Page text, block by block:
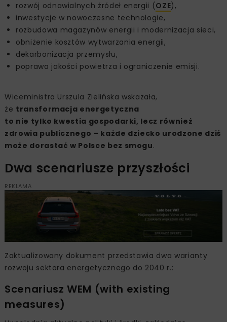
rozwój odnawialnych źródeł energii (OZE),
inwestycje w nowoczesne technologie,
rozbudowa magazynów energii i modernizacja sieci,
obniżenie kosztów wytwarzania energii,
dekarbonizacja przemysłu,
poprawa jakości powietrza i ograniczenie emisji.
Wiceministra Urszula Zielińska wskazała,
że transformacja energetyczna
to nie tylko kwestia gospodarki, lecz również
zdrowia publicznego – każde dziecko urodzone dziś
może dorastać w Polsce bez smogu.
Dwa scenariusze przyszłości
REKLAMA
Zaktualizowany dokument przedstawia dwa warianty
rozwoju sektora energetycznego do 2040 r.:
Scenariusz WEM (with existing
measures)